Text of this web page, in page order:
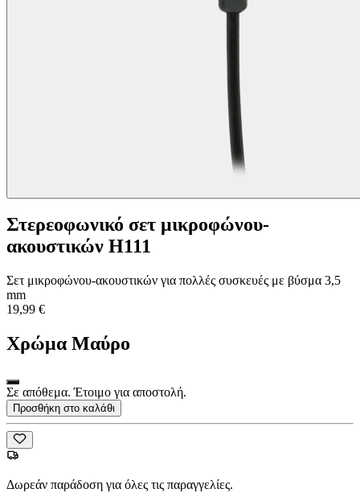
Στερεοφωνικό σετ μικροφώνου-
ακουστικών H111
Σετ μικροφώνου-ακουστικών για πολλές συσκευές με βύσμα 3,5
mm
19,99 €
Χρώμα Μαύρο
Σε απόθεμα. Έτοιμο για αποστολή.
Προσθήκη στο καλάθι
Δωρεάν παράδοση για όλες τις παραγγελίες.